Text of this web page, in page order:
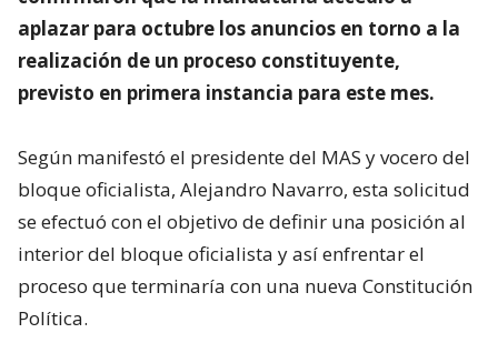
aplazar para octubre los anuncios en torno a la
realización de un proceso constituyente,
previsto en primera instancia para este mes.
Según manifestó el presidente del MAS y vocero del
bloque oficialista, Alejandro Navarro, esta solicitud
se efectuó con el objetivo de definir una posición al
interior del bloque oficialista y así enfrentar el
proceso que terminaría con una nueva Constitución
Política.